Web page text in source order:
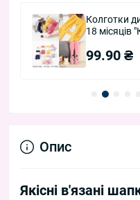
Колготки
18 місяців
99.90 ₴
Опис
Якісні в'язані